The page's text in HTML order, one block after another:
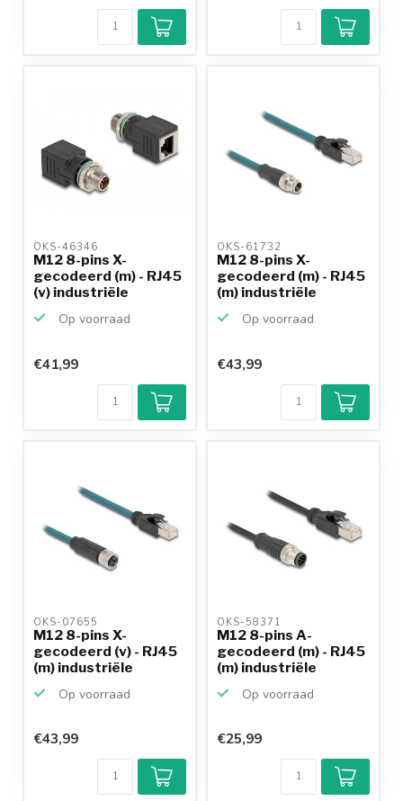
OKS-46346
M12 8-pins X-
gecodeerd (m) - RJ45
(v) industriële
Op voorraad
€41,99
OKS-61732
M12 8-pins X-
gecodeerd (m) - RJ45
(m) industriële
Op voorraad
€43,99
OKS-07655
M12 8-pins X-
gecodeerd (v) - RJ45
(m) industriële
Op voorraad
€43,99
OKS-58371
M12 8-pins A-
gecodeerd (m) - RJ45
(m) industriële
Op voorraad
€25,99